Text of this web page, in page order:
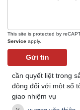
Tin nóng
Tư vấn luật
This site is protected by
Service apply.
Gửi tin
cần quyết liệt trong
động đối với một số
giao nhiệm vụ